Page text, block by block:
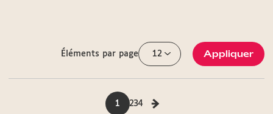
Éléments par page Appliquer
1 234